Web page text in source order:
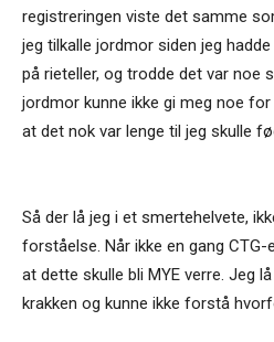
registreringen viste det samme
jeg tilkalle jordmor siden jeg
på rieteller, og trodde det var noe
jordmor kunne ikke gi meg noe
at det nok var lenge til jeg skulle
Så der lå jeg i et smertehelvete,
forståelse. Når ikke en gang
at dette skulle bli MYE verre. Jeg
krakken og kunne ikke forstå